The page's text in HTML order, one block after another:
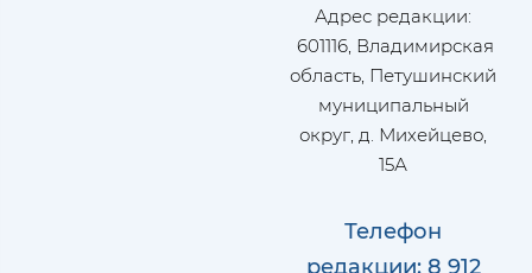
Адрес редакции:
601116, Владимирская
область, Петушинский
муниципальный
округ, д. Михейцево,
15А
Телефон
редакции: 8 912